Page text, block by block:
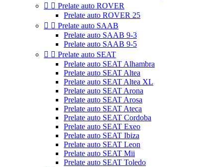
  Prelate auto ROVER
Prelate auto ROVER 25
  Prelate auto SAAB
Prelate auto SAAB 9-3
Prelate auto SAAB 9-5
  Prelate auto SEAT
Prelate auto SEAT Alhambra
Prelate auto SEAT Altea
Prelate auto SEAT Altea XL
Prelate auto SEAT Arona
Prelate auto SEAT Arosa
Prelate auto SEAT Ateca
Prelate auto SEAT Cordoba
Prelate auto SEAT Exeo
Prelate auto SEAT Ibiza
Prelate auto SEAT Leon
Prelate auto SEAT Mii
Prelate auto SEAT Toledo